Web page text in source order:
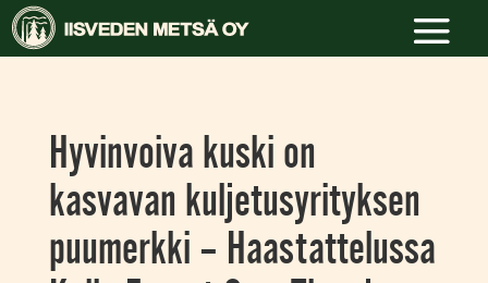
Hyvinvoiva kuski on
kasvavan kuljetusyrityksen
puumerkki – Haastattelussa